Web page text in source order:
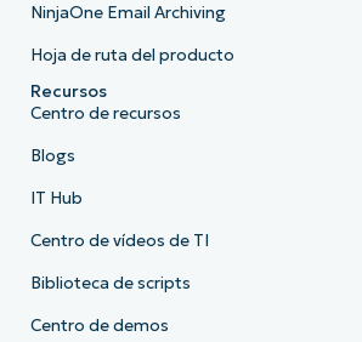
NinjaOne Email Archiving
Hoja de ruta del producto
Recursos
Centro de recursos
Blogs
IT Hub
Centro de vídeos de TI
Biblioteca de scripts
Centro de demos